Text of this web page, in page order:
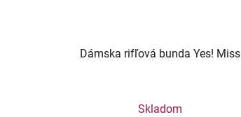
Dámska rifľová bunda Yes! Miss
Skladom